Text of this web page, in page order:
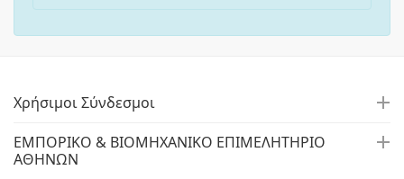
Χρήσιμοι Σύνδεσμοι
ΕΜΠΟΡΙΚΟ & ΒΙΟΜΗΧΑΝΙΚΟ ΕΠΙΜΕΛΗΤΗΡΙΟ
ΑΘΗΝΩΝ